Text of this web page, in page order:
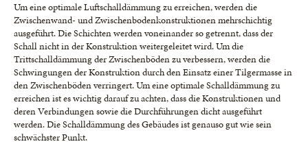
Um eine optimale Luftschalldämmung zu erreichen, werden die
Zwischenwand- und Zwischenbodenkonstruktionen mehrschichtig
ausgeführt. Die Schichten werden voneinander so getrennt, dass der
Schall nicht in der Konstruktion weitergeleitet wird. Um die
Trittschalldämmung der Zwischenböden zu verbessern, werden die
Schwingungen der Konstruktion durch den Einsatz einer Tilgermasse in
den Zwischenböden verringert. Um eine optimale Schalldämmung zu
erreichen ist es wichtig darauf zu achten, dass die Konstruktionen und
deren Verbindungen sowie die Durchführungen dicht ausgeführt
werden. Die Schalldämmung des Gebäudes ist genauso gut wie sein
schwächster Punkt.